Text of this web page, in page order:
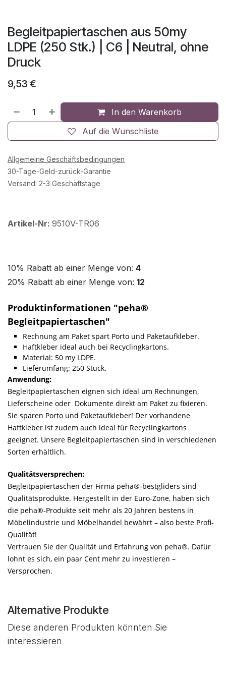
Begleitpapiertaschen aus 50my
LDPE (250 Stk.) | C6 | Neutral, ohne
Druck
9,53 €
In den Warenkorb
Auf die Wunschliste
Allgemeine Geschäftsbedingungen
30-Tage-Geld-zurück-Garantie
Versand: 2-3 Geschäftstage
Artikel-Nr: 9510V-TR06
10% Rabatt ab einer Menge von: 4
20% Rabatt ab einer Menge von: 12
Produktinformationen "peha®
Begleitpapiertaschen"
Rechnung am Paket spart Porto und Paketaufkleber.
Haftkleber ideal auch bei Recyclingkartons.
Material: 50 my LDPE.
Lieferumfang: 250 Stück.
Anwendung:
Begleitpapiertaschen eignen sich ideal um Rechnungen,
Lieferscheine oder Dokumente direkt am Paket zu fixieren.
Sie sparen Porto und Paketaufkleber! Der vorhandene
Haftkleber ist zudem auch ideal für Recyclingkartons
geeignet. Unsere Begleitpapiertaschen sind in verschiedenen
Sorten erhältlich.
Qualitätsversprechen:
Begleitpapiertaschen der Firma peha®-bestgliders sind
Qualitätsprodukte. Hergestellt in der Euro-Zone, haben sich
die peha®-Produkte seit mehr als 20 Jahren bestens in
Möbelindustrie und Möbelhandel bewährt – also beste Profi-
Qualität!
Vertrauen Sie der Qualität und Erfahrung von peha®. Dafür
lohnt es sich, ein paar Cent mehr zu investieren –
Versprochen.
Alternative Produkte
Diese anderen Produkten könnten Sie
interessieren